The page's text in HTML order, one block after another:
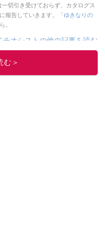
切引き受けておらず、カタログス
報告していきます。「ゆきなりの
。
チオシストの他の記事を読む
む＞